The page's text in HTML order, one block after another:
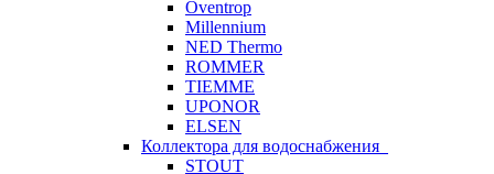
Oventrop
Millennium
NED Thermo
ROMMER
TIEMME
UPONOR
ELSEN
Коллектора для водоснабжения
STOUT